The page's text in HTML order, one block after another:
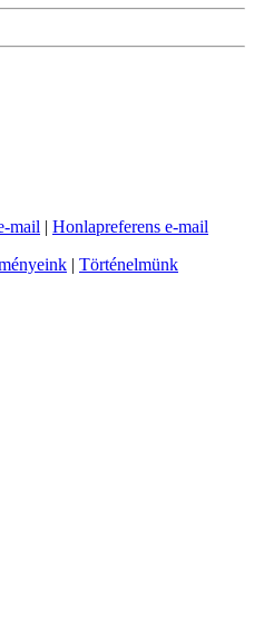
mail | Honlapreferens e-mail
| Történelmünk